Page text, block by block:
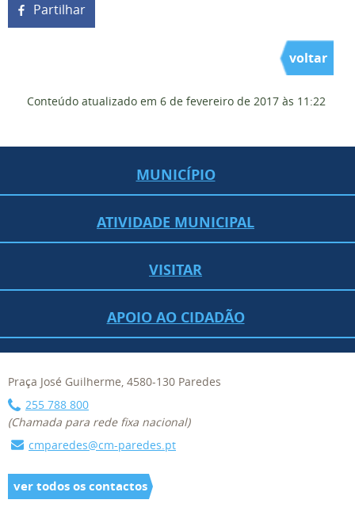
Partilhar
voltar
Conteúdo atualizado em 6 de fevereiro de 2017 às 11:22
MUNICÍPIO
ATIVIDADE MUNICIPAL
VISITAR
APOIO AO CIDADÃO
Praça José Guilherme, 4580-130 Paredes
255 788 800
(Chamada para rede fixa nacional)
cmparedes@cm-paredes.pt
ver todos os contactos